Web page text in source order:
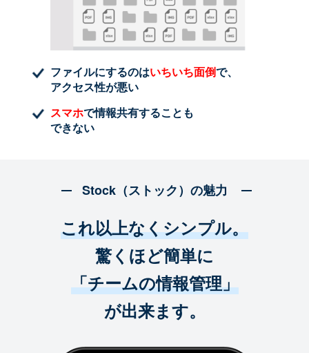
ファイルにするのはいちいち面倒で、
アクセス性が悪い
スマホで情報共有することも
できない
Stock（ストック）の魅力
これ以上なくシンプル。
驚くほど簡単に
「チームの情報管理」
が出来ます。